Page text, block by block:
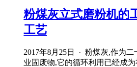
粉煤灰立式磨粉机的
工艺
2017年8月25日 · 粉煤灰,作为
业固废物,它的循环利用已经成